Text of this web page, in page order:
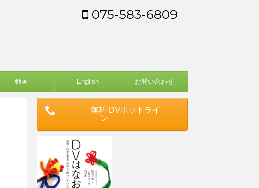
075-583-6809
動画 English お問い合わせ
無料 DVホットライ
ン